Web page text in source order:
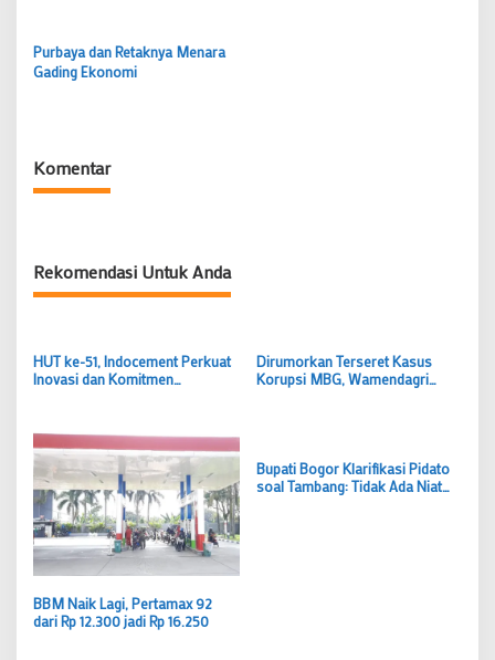
Purbaya dan Retaknya Menara
Gading Ekonomi
Komentar
Rekomendasi Untuk Anda
HUT ke-51, Indocement Perkuat
Inovasi dan Komitmen
Dirumorkan Terseret Kasus
Korupsi MBG, Wamendagri
BBM Naik Lagi, Pertamax 92
dari Rp 12.300 jadi Rp 16.250
Bupati Bogor Klarifikasi Pidato
soal Tambang: Tidak Ada Niat